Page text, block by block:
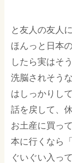
と友人の友人
ほんっと日本
したら実はそ
洗脳されそう
はしっかりし
話を戻して、
お土産に買っ
本に行くなら
ぐいぐい入っ